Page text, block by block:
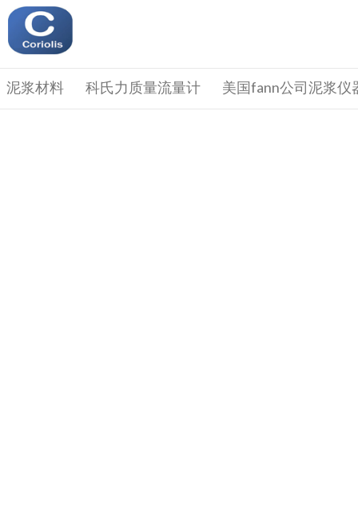
泥浆材料 科氏力质量流量计 美国fann公司泥浆仪